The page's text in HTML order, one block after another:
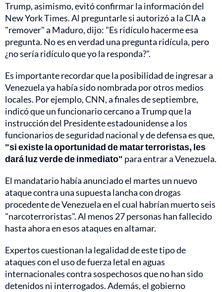
Trump, asimismo, evitó confirmar la información del
New York Times. Al preguntarle si autorizó a la CIA a
"remover" a Maduro, dijo: "Es ridículo hacerme esa
pregunta. No es en verdad una pregunta ridícula, pero
¿no sería ridículo que yo la responda?".
Es importante recordar que la posibilidad de ingresar a
Venezuela ya había sido nombrada por otros medios
locales. Por ejemplo, CNN, a finales de septiembre,
indicó que un funcionario cercano a Trump que la
instrucción del Presidente estadounidense a los
funcionarios de seguridad nacional y de defensa es que,
"si existe la oportunidad de matar terroristas, les
dará luz verde de inmediato" para entrar a Venezuela.
El mandatario había anunciado el martes un nuevo
ataque contra una supuesta lancha con drogas
procedente de Venezuela en el cual habrían muerto seis
"narcoterroristas". Al menos 27 personas han fallecido
hasta ahora en esos ataques en altamar.
Expertos cuestionan la legalidad de este tipo de
ataques con el uso de fuerza letal en aguas
internacionales contra sospechosos que no han sido
detenidos ni interrogados. Además, el gobierno